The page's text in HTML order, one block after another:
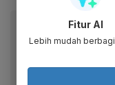
Baca artikel
Dapatkan
Fitur AI
Lebih mudah